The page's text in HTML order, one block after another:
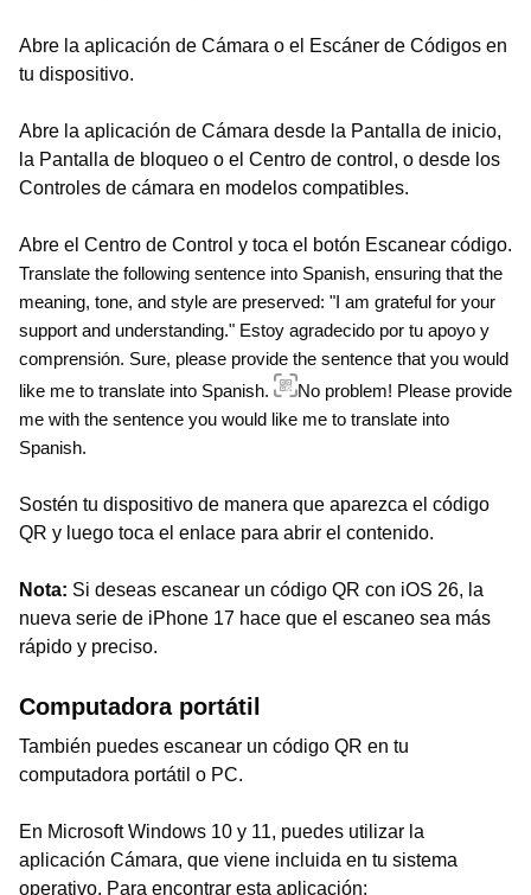
Abre la aplicación de Cámara o el Escáner de Códigos en
tu dispositivo.
Abre la aplicación de Cámara desde la Pantalla de inicio,
la Pantalla de bloqueo o el Centro de control, o desde los
Controles de cámara en modelos compatibles.
Abre el Centro de Control y toca el botón Escanear código.
Translate the following sentence into Spanish, ensuring that the
meaning, tone, and style are preserved: "I am grateful for your
support and understanding." Estoy agradecido por tu apoyo y
comprensión. Sure, please provide the sentence that you would
like me to translate into Spanish.
No problem! Please provide
me with the sentence you would like me to translate into
Spanish.
Sostén tu dispositivo de manera que aparezca el código
QR y luego toca el enlace para abrir el contenido.
Nota: Si deseas escanear un código QR con iOS 26, la
nueva serie de iPhone 17 hace que el escaneo sea más
rápido y preciso.
Computadora portátil
También puedes escanear un código QR en tu
computadora portátil o PC.
En Microsoft Windows 10 y 11, puedes utilizar la
aplicación Cámara, que viene incluida en tu sistema
operativo. Para encontrar esta aplicación: